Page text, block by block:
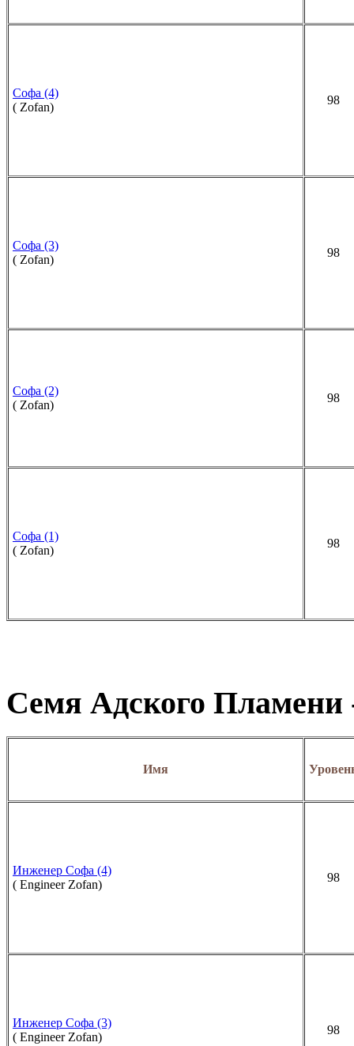
Софа (4)
( Zofan)
98
Софа (3)
( Zofan)
98
Софа (2)
( Zofan)
98
Софа (1)
( Zofan)
98
Семя Адского Пламени
Имя
Инженер Софа (4)
( Engineer Zofan)
98
Инженер Софа (3)
( Engineer Zofan)
98